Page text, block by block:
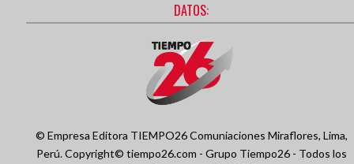
DATOS:
© Empresa Editora TIEMPO26 Comuniaciones Miraflores, Lima,
Perú.Copyright© tiempo26.com - Grupo Tiempo26 - Todos los